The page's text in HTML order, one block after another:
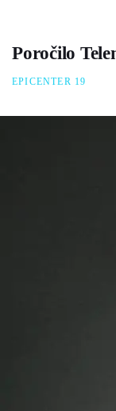
Poročilo
EPICENTER 19